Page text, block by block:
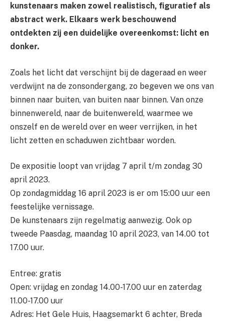
kunstenaars maken zowel realistisch, figuratief als
abstract werk. Elkaars werk beschouwend
ontdekten zij een duidelijke overeenkomst: licht en
donker.
Zoals het licht dat verschijnt bij de dageraad en weer
verdwijnt na de zonsondergang, zo begeven we ons van
binnen naar buiten, van buiten naar binnen. Van onze
binnenwereld, naar de buitenwereld, waarmee we
onszelf en de wereld over en weer verrijken, in het
licht zetten en schaduwen zichtbaar worden.
De expositie loopt van vrijdag 7 april t/m zondag 30
april 2023.
Op zondagmiddag 16 april 2023 is er om 15:00 uur een
feestelijke vernissage.
De kunstenaars zijn regelmatig aanwezig. Ook op
tweede Paasdag, maandag 10 april 2023, van 14.00 tot
17.00 uur.
Entree: gratis
Open: vrijdag en zondag 14.00-17.00 uur en zaterdag
11.00-17.00 uur
Adres: Het Gele Huis, Haagsemarkt 6 achter, Breda